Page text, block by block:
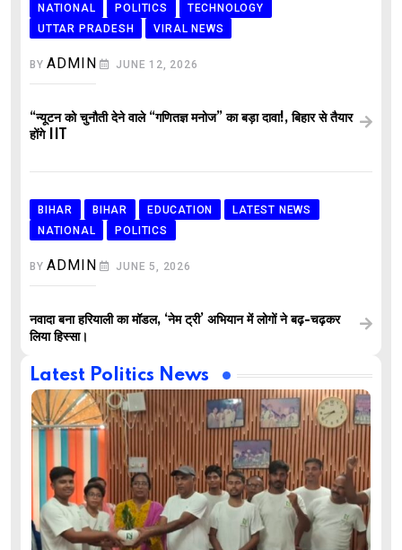
NATIONAL
POLITICS
TECHNOLOGY
UTTAR PRADESH
VIRAL NEWS
BYADMIN JUNE 12, 2026
“न्यूटन को चुनौती देने वाले “गणितज्ञ मनोज” का बड़ा दावा!, बिहार से तैयार
होंगे IIT
BIHAR BIHAR EDUCATION
LATEST NEWS
NATIONAL
POLITICS
BYADMIN JUNE 5, 2026
नवादा बना हरियाली का मॉडल, ‘नेम ट्री’ अभियान में लोगों ने बढ़-चढ़कर
लिया हिस्सा।
Latest Politics News